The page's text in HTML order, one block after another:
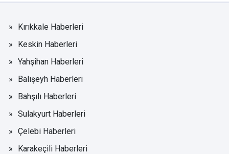
Kırıkkale Haberleri
Keskin Haberleri
Yahşihan Haberleri
Balışeyh Haberleri
Bahşılı Haberleri
Sulakyurt Haberleri
Çelebi Haberleri
Karakeçili Haberleri